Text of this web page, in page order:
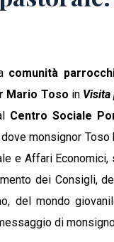
comunità
Mario Toso inVisita
Centro Sociale
dove monsignor Toso
e Affari
dei Consigli,
del mondo
di